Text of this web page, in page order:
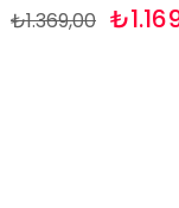
₺1.369,00